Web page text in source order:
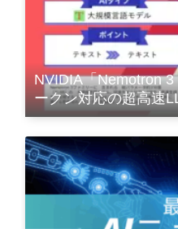
NVIDIA「Nemotron
ークン対応の超高速